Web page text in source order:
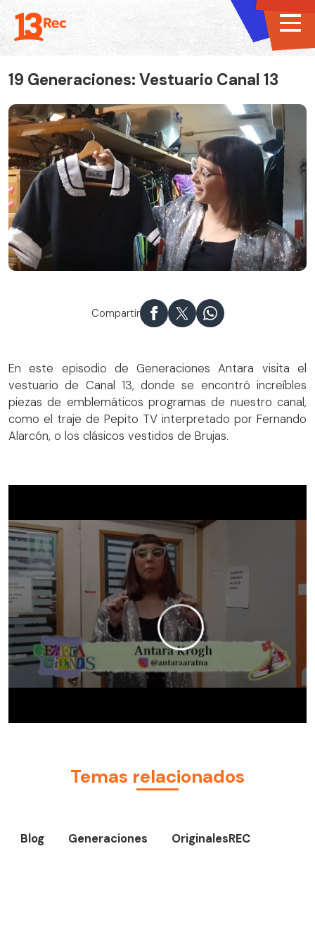
19 Generaciones: Vestuario Canal 13
Compartir
En este episodio de Generaciones Antara visita el
vestuario de Canal 13, donde se encontró increíbles
piezas de emblemáticos programas de nuestro canal,
como el traje de Pepito TV interpretado por Fernando
Alarcón, o los clásicos vestidos de Brujas.
Temas relacionados
Blog Generaciones OriginalesREC